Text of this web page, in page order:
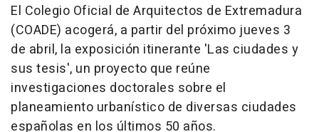
El Colegio Oficial de Arquitectos de Extremadura
(COADE) acogerá, a partir del próximo jueves 3
de abril, la exposición itinerante 'Las ciudades y
sus tesis', un proyecto que reúne
investigaciones doctorales sobre el
planeamiento urbanístico de diversas ciudades
españolas en los últimos 50 años.